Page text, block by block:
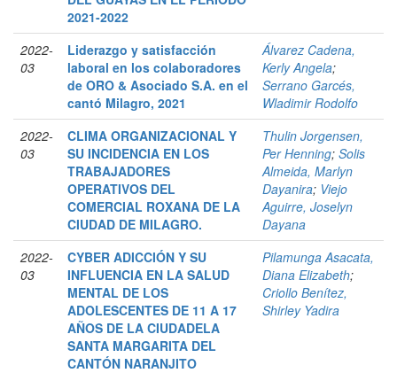
2021-2022
2022-
03
Liderazgo y satisfacción
laboral en los colaboradores
de ORO & Asociado S.A. en el
cantó Milagro, 2021
Álvarez Cadena,
Kerly Angela;
Serrano Garcés,
Wladimir Rodolfo
2022-
03
CLIMA ORGANIZACIONAL Y
SU INCIDENCIA EN LOS
TRABAJADORES
OPERATIVOS DEL
COMERCIAL ROXANA DE LA
CIUDAD DE MILAGRO.
Thulin Jorgensen,
Per Henning; Solis
Almeida, Marlyn
Dayanira; Viejo
Aguirre, Joselyn
Dayana
2022-
03
CYBER ADICCIÓN Y SU
INFLUENCIA EN LA SALUD
MENTAL DE LOS
ADOLESCENTES DE 11 A 17
AÑOS DE LA CIUDADELA
SANTA MARGARITA DEL
CANTÓN NARANJITO
Pilamunga Asacata,
Diana Elizabeth;
Criollo Benítez,
Shirley Yadira